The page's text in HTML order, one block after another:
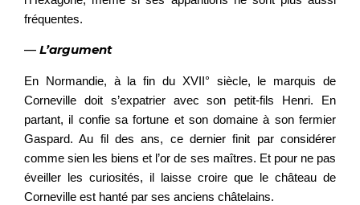
fréquentes.
— L’argument
En Normandie, à la fin du XVII° siècle, le marquis de
Corneville doit s’expatrier avec son petit-fils Henri. En
partant, il confie sa fortune et son domaine à son fermier
Gaspard. Au fil des ans, ce dernier finit par considérer
comme sien les biens et l’or de ses maîtres. Et pour ne pas
éveiller les curiosités, il laisse croire que le château de
Corneville est hanté par ses anciens châtelains.